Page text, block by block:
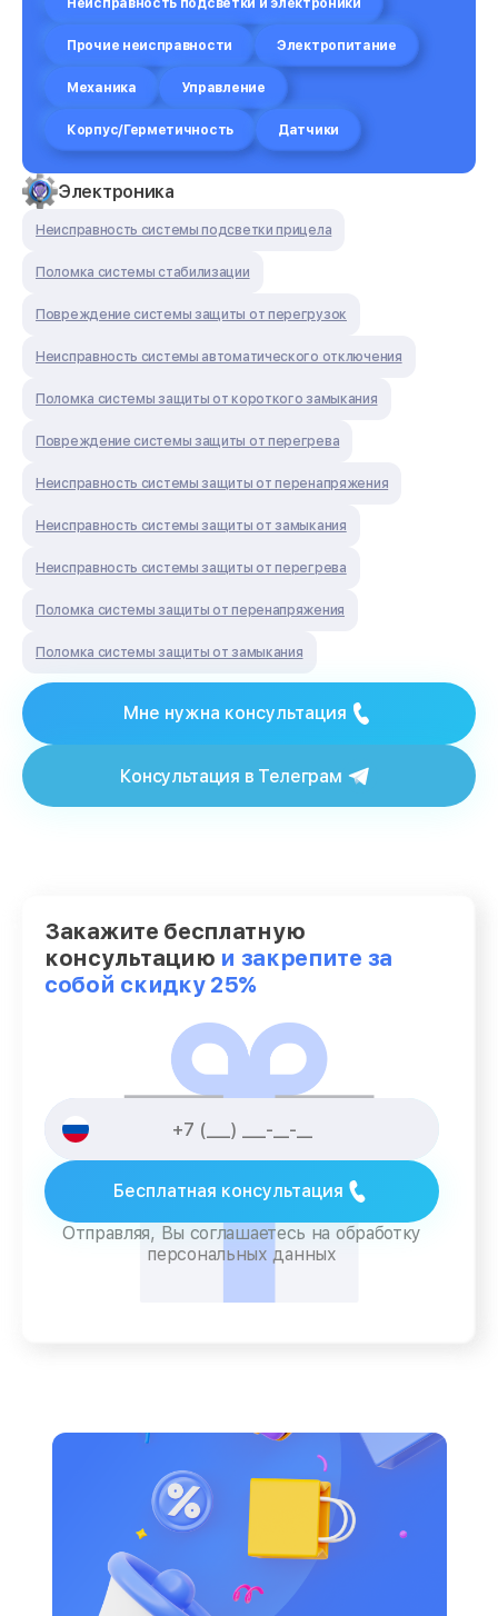
Неисправность подсветки и электроники
Прочие неисправности Электропитание
Механика Управление
Корпус/Герметичность Датчики
Электроника
Неисправность системы подсветки прицела
Поломка системы стабилизации
Повреждение системы защиты от перегрузок
Неисправность системы автоматического отключения
Поломка системы защиты от короткого замыкания
Повреждение системы защиты от перегрева
Неисправность системы защиты от перенапряжения
Неисправность системы защиты от замыкания
Неисправность системы защиты от перегрева
Поломка системы защиты от перенапряжения
Поломка системы защиты от замыкания
Мне нужна консультация
Консультация в Телеграм
Закажите бесплатную
консультацию и закрепите за
собой скидку 25%
Бесплатная консультация
Отправляя, Вы соглашаетесь на обработку
персональных данных